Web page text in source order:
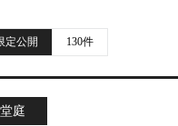
定公開 130件
庭